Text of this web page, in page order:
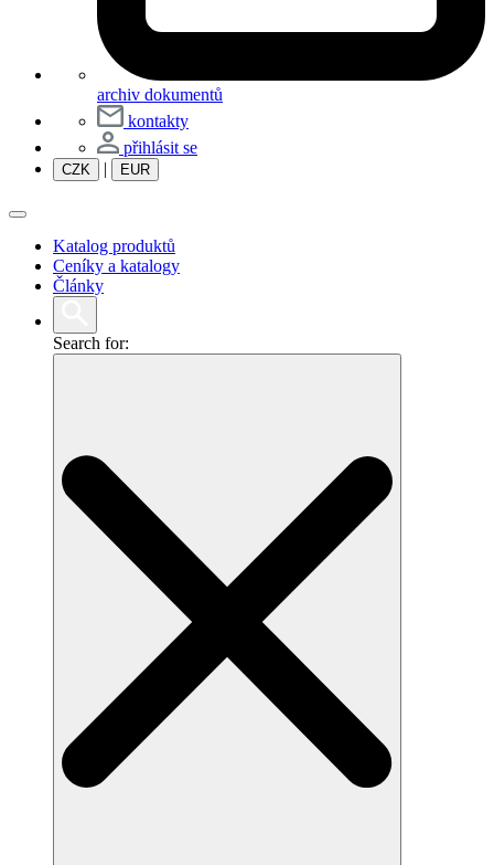
archiv dokumentů
kontakty
přihlásit se
CZK | EUR
Katalog produktů
Ceníky a katalogy
Články
Search for: